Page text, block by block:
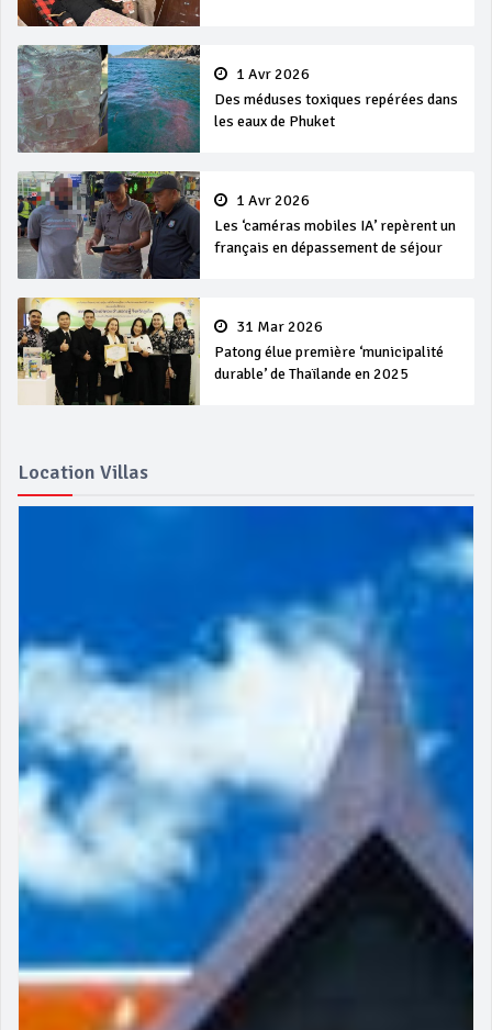
1 Avr 2026
Des méduses toxiques repérées dans
les eaux de Phuket
1 Avr 2026
Les ‘caméras mobiles IA’ repèrent un
français en dépassement de séjour
31 Mar 2026
Patong élue première ‘municipalité
durable’ de Thaïlande en 2025
Location Villas